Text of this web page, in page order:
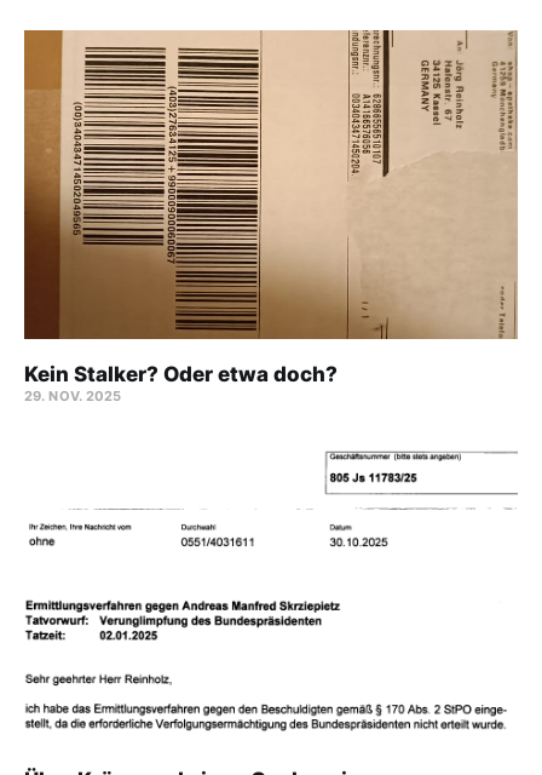
Kein Stalker? Oder etwa doch?
29. NOV. 2025